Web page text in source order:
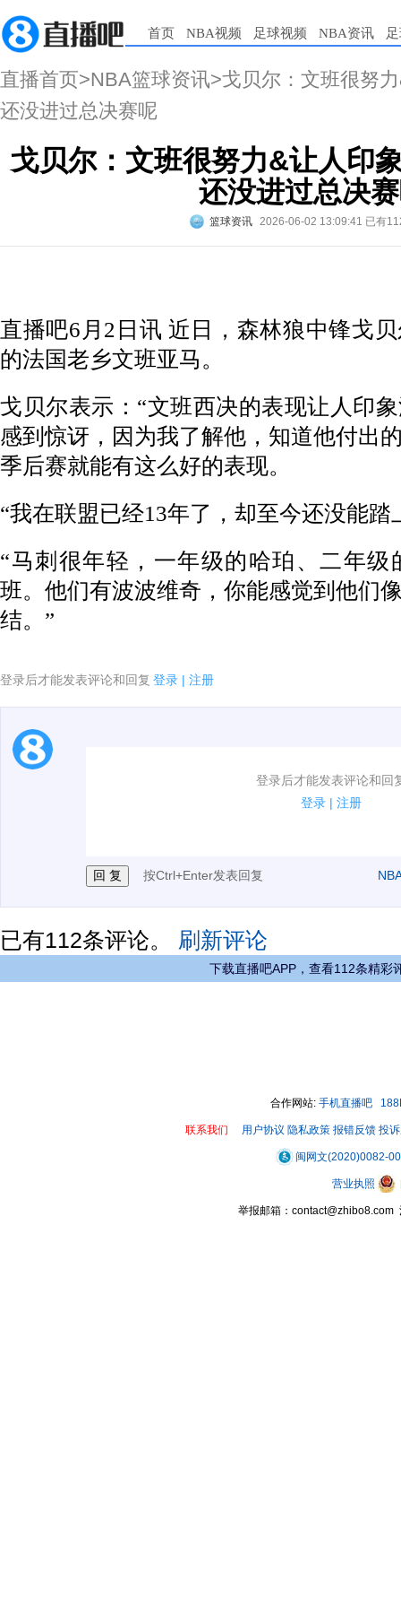
首页 NBA视频 足球视频 NBA资讯
直播首页>NBA篮球资讯>戈贝尔：文班很努
还没进过总决赛呢
戈贝尔：文班很努力&让人印
还没进过总决
篮球资讯 2026-06-02 13:09:41 已有
直播吧6月2日讯 近日，森林狼中锋戈
的法国老乡文班亚马。
戈贝尔表示：“文班西决的表现让人印
感到惊讶，因为我了解他，知道他付出
季后赛就能有这么好的表现。
“我在联盟已经13年了，却至今还没能
“马刺很年轻，一年级的哈珀、二年级
班。他们有波波维奇，你能感觉到他们
结。”
登录后才能发表评论和回复 登录 | 注册
登录后才能发表评论和回
登录 | 注册
1.电脑端新用户可以发表评论了！
按Ctrl+Enter发表回复
已有112条评论。 刷新评论
下载直播吧APP，查看112条精彩
合作网站: 手机直播吧
联系我们 用户协议 隐私政策 报错反馈 投
闽网文(2020)0082-
营业执照
举报邮箱：